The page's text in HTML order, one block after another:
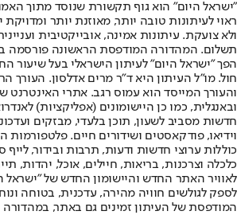
"ישראל היום" הוא גוף תקשורת שנוסד מתוך
ראוי לעיתונות טובה יותר, מאוזנת יותר
ולא צועקת. עיתונות אמינה, אובייקטיבית
הפך "ישראל היום" לעיתון הישראלי בעל שיעור
חול. מו"ל העיתון היא ד"ר מרים אדלסון. העורך
והעורך המייסד הוא עמוס רגב. אתרי האינטרנט
חדשות מסביב לשעון, תוכן בלעדי, מבזקים
וידיאו, פודקאסטים ושידורים חיים. פלטפורמות
כוללות ערוצי חדשות ודעות, תרבות ובידור, לייף
לאוויר האתר החדש והיישומון החדש של
לספק לגולשים חוויה מהירה, עדכנית, בטוחה
המודפסת של העיתון זמינים גם באתר, במהדורה